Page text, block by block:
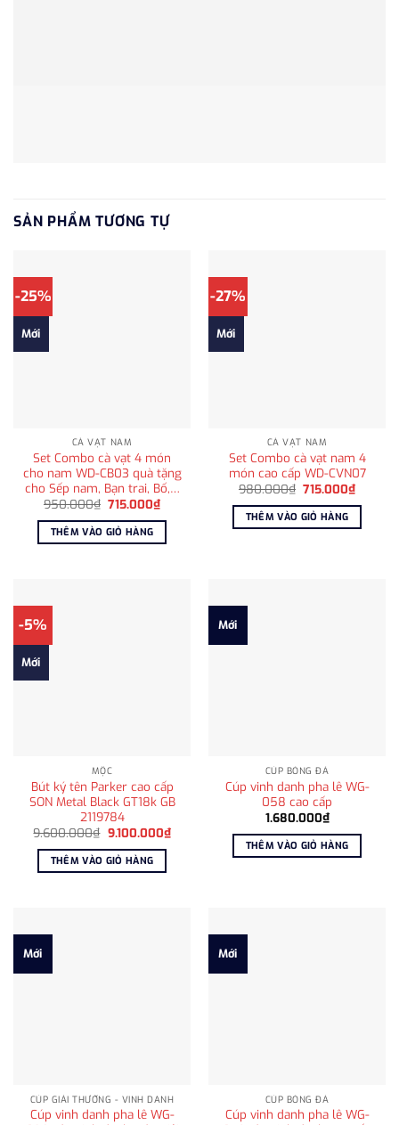
SẢN PHẨM TƯƠNG TỰ
-25%
Mới
CÀ VẠT NAM
Set Combo cà vạt 4 món
cho nam WD-CB03 quà tặng
cho Sếp nam, Bạn trai, Bố,…
950.000₫ Giá
là:
950.000₫.
715.000₫Giá
tại
THÊM VÀO GIỎ HÀNG
-27%
Mới
CÀ VẠT NAM
Set Combo cà vạt nam 4
món cao cấp WD-CVN07
980.000₫ Giá
là:
980.000₫.
715.000₫Giá
tại
THÊM VÀO GIỎ HÀNG
-5%
Mới
MỘC
Bút ký tên Parker cao cấp
SON Metal Black GT18k GB
2119784
9.600.000₫ Giá
là:
9.600.000₫.
9.100.000₫Giá
hiện
THÊM VÀO GIỎ HÀNG
Mới
CÚP BÓNG ĐÁ
Cúp vinh danh pha lê WG-
058 cao cấp
1.680.000₫
THÊM VÀO GIỎ HÀNG
Mới
CÚP GIẢI THƯỞNG - VINH DANH
Cúp vinh danh pha lê WG-
Mới
CÚP BÓNG ĐÁ
Cúp vinh danh pha lê WG-